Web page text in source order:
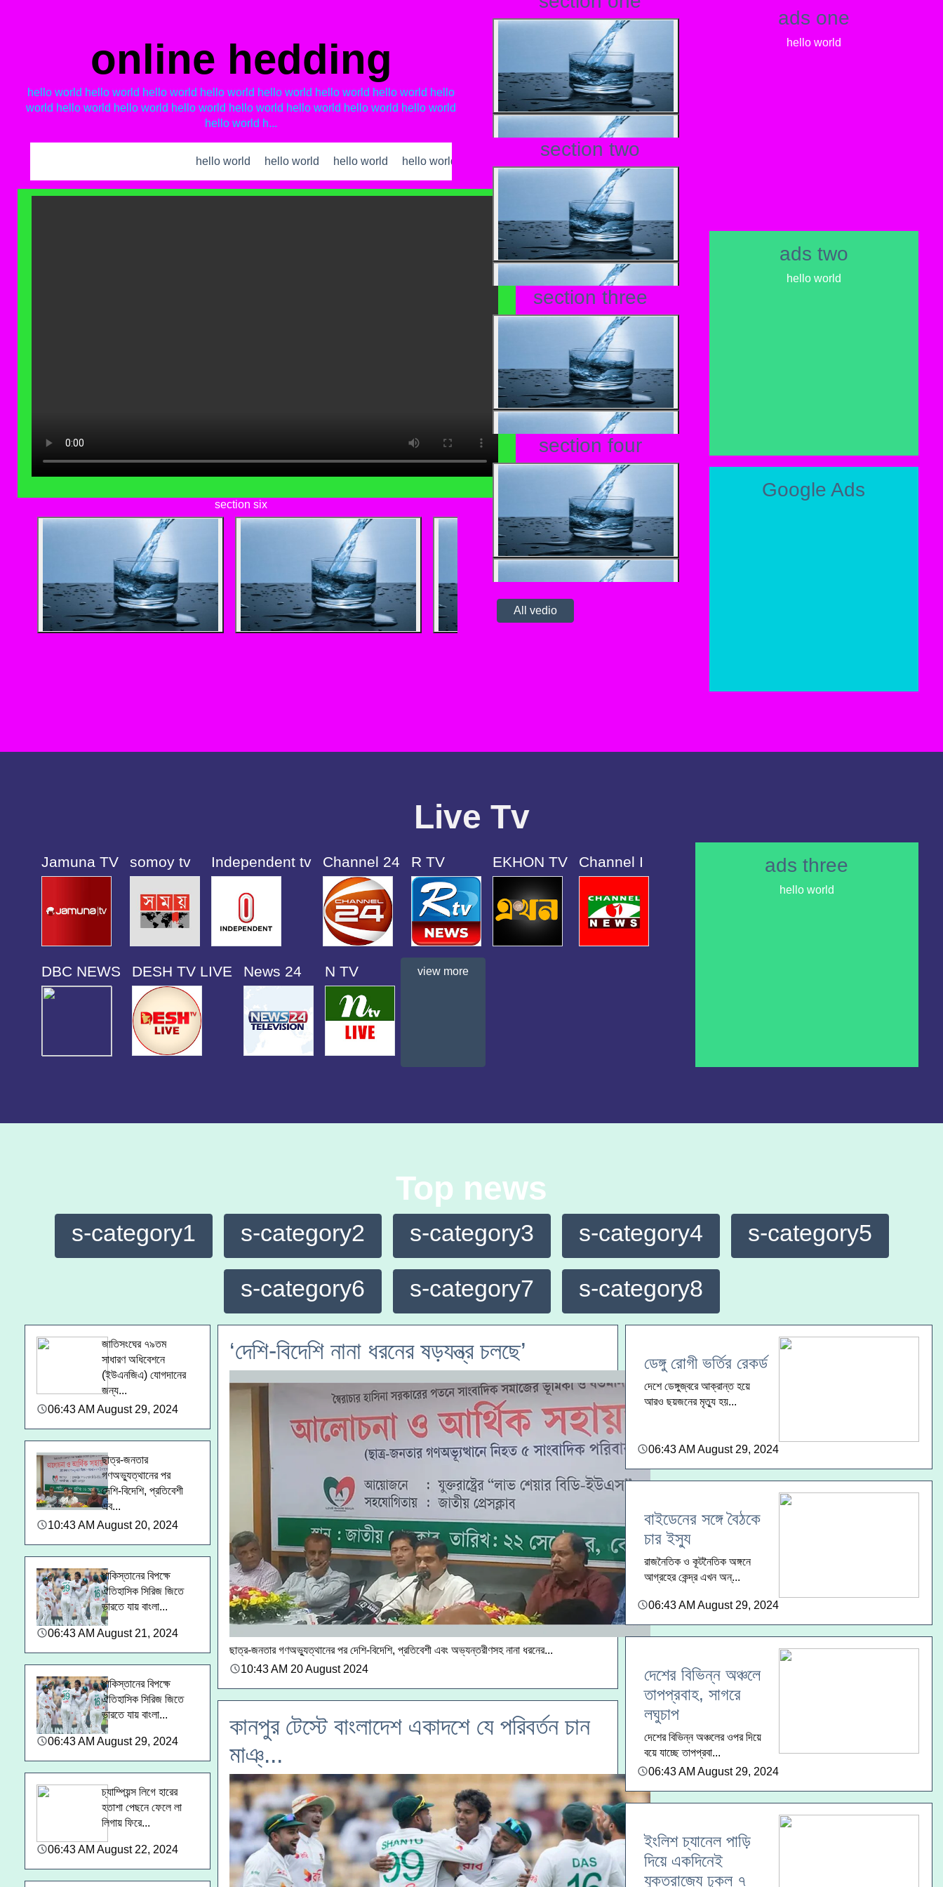
online hedding
hello world hello world hello world hello world hello world hello world hello world hello
world hello world hello world hello world hello world hello world hello world hello world
hello world h...
hello world hello world hello world old
section six
section two
section three
section four
All vedio
ads one
hello world
ads two
hello world
Google Ads
Live Tv
Jamuna TV somoy tv Independent tv Channel 24 R TV EKHON TV Channel I
DBC NEWS DESH TV LIVE News 24 N TV view more
ads three
hello world
Top news
s-category1 s-category2 s-category3 s-category4 s-category5
s-category6 s-category7 s-category8
জাতিসংঘের ৭৯তম
সাধারণ অধিবেশনে
(ইউএনজিএ) যোগদানের
জন্য...
06:43 AM August 29, 2024
ছাত্র-জনতার
গণঅভ্যুত্থানের পর
দেশি-বিদেশি, প্রতিবেশী
এব...
10:43 AM August 20, 2024
পাকিস্তানের বিপক্ষে
ঐতিহাসিক সিরিজ জিতে
ভারতে যায় বাংলা...
06:43 AM August 21, 2024
পাকিস্তানের বিপক্ষে
ঐতিহাসিক সিরিজ জিতে
ভারতে যায় বাংলা...
06:43 AM August 29, 2024
চ্যাম্পিয়ন্স লিগে হারের
হতাশা পেছনে ফেলে লা
লিগায় ফিরে...
06:43 AM August 22, 2024
‘দেশি-বিদেশি নানা ধরনের ষড়যন্ত্র চলছে’
ছাত্র-জনতার গণঅভ্যুত্থানের পর দেশি-বিদেশি, প্রতিবেশী এবং অভ্যন্তরীণসহ নানা ধরনের...
10:43 AM 20 August 2024
কানপুর টেস্টে বাংলাদেশ একাদশে যে পরিবর্তন চান
মাঞ্...
ডেঙ্গু রোগী ভর্তির রেকর্ড
দেশে ডেঙ্গুজ্বরে আক্রান্ত হয়ে
আরও ছয়জনের মৃত্যু হয়...
06:43 AM August 29, 2024
বাইডেনের সঙ্গে বৈঠকে
চার ইস্যু
রাজনৈতিক ও কূটনৈতিক অঙ্গনে
আগ্রহের কেন্দ্র এখন অন্...
06:43 AM August 29, 2024
দেশের বিভিন্ন অঞ্চলে
তাপপ্রবাহ, সাগরে
লঘুচাপ
দেশের বিভিন্ন অঞ্চলের ওপর দিয়ে
বয়ে যাচ্ছে তাপপ্রবা...
06:43 AM August 29, 2024
ইংলিশ চ্যানেল পাড়ি
দিয়ে একদিনেই
যুক্তরাজ্যে ঢুকল ৭